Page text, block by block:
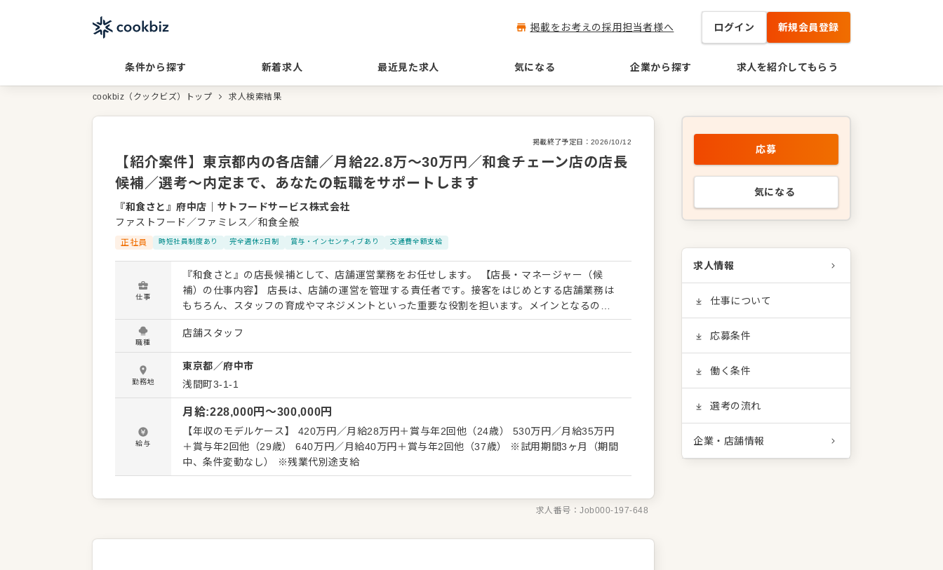
掲載をお考えの採用担当者様へ ログイン 新規会員登録
条件から探す 新着求人 最近見た求人 気になる 企業から探す 求人を紹介してもらう
cookbiz（クックビズ）トップ 求人検索結果
掲載終了予定日： 2026/10/12
【紹介案件】東京都内の各店舗／月給22.8万～30万円／和食チェーン店の店長
候補／選考～内定まで、あなたの転職をサポートします
『和食さと』府中店
サトフードサービス株式会社
ファストフード／ファミレス／和食全般
正社員 時短社員制度あり 完全週休2日制 賞与・インセンティブあり 交通費全額支給
仕事
『和食さと』の店長候補として、店舗運営業務をお任せします。 【店長・マネージャー（候
補）の仕事内容】 店長は、店舗の運営を管理する責任者です。接客をはじめとする店舗業務は
もちろん、スタッフの育成やマネジメントといった重要な役割を担います。メインとなるの
は、販促イベントやキャンペーンの企画なども含め、売上に繋げていくことです。 全体のオペ
レーション改善などもお任せしますので、あなたならではのアイデアを積極的に発信してくだ
さい。 【具体的には…】 ・ホール、キッチンの全体管理 ・予約管理、電話対応 ・接客、サー
ビス全般 ・売上管理、在庫管理 ・スタッフの育成やマネジメント、シフト管理 など 入社後
はスキルに合わせた業務からお任せしますので、徐々に仕事の幅を広げていきましょう。成長
をしっかりサポートしますので、経験に関わらず安心してスタートできる環境です。 ゆくゆく
はさらにステップアップなどめざせます。
職種
店舗スタッフ
勤務地
東京都／府中市
浅間町3-1-1
給与
月給:228,000円〜300,000円
【年収のモデルケース】 420万円／月給28万円＋賞与年2回他（24歳） 530万円／月給35万円
＋賞与年2回他（29歳） 640万円／月給40万円＋賞与年2回他（37歳） ※試用期間3ヶ月（期間
中、条件変動なし） ※残業代別途支給
求人番号：Job000-197-648
応募
気になる
求人情報
仕事について
応募条件
働く条件
選考の流れ
企業・店舗情報